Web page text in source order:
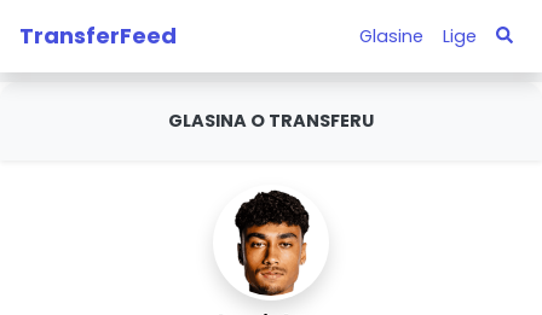
TransferFeed Glasine Lige
GLASINA O TRANSFERU